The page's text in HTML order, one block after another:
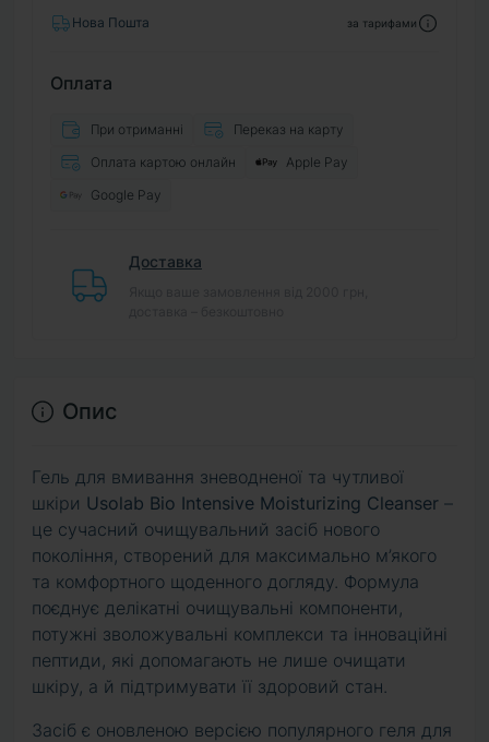
Нова Пошта за тарифами
Оплата
При отриманні
Переказ на карту
Оплата картою онлайн
Apple Pay
Google Pay
Доставка
Опис
Гель для вмивання зневодненої та чутливої
шкіри Usolab Bio Intensive Moisturizing Cleanser –
це сучасний очищувальний засіб нового
покоління, створений для максимально м’якого
та комфортного щоденного догляду. Формула
поєднує делікатні очищувальні компоненти,
потужні зволожувальні комплекси та інноваційні
пептиди, які допомагають не лише очищати
шкіру, а й підтримувати її здоровий стан.
Засіб є оновленою версією популярного геля для